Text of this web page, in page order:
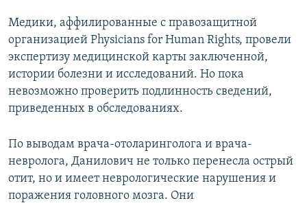
Медики, аффилированные с правозащитной
организацией Physicians for Human Rights, провели
экспертизу медицинской карты заключенной,
истории болезни и исследований. Но пока
невозможно проверить подлинность сведений,
приведенных в обследованиях.
По выводам врача-отоларинголога и врача-
невролога, Данилович не только перенесла острый
отит, но и имеет неврологические нарушения и
поражения головного мозга. Они